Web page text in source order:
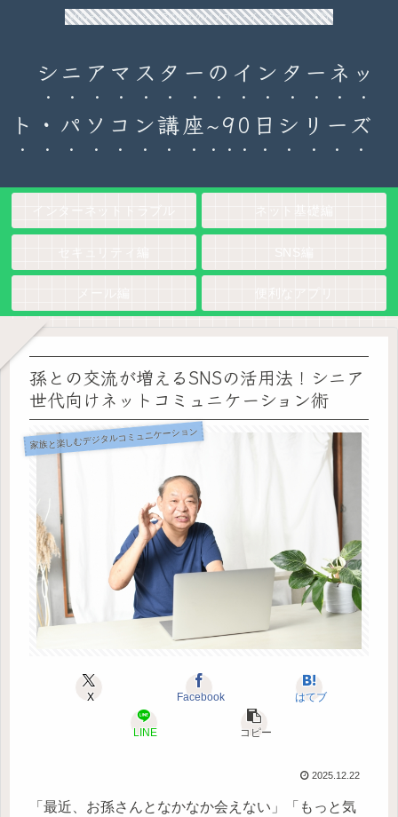
90日チャレンジ！シニアのためのパソコン・インターネット入門
シニアマスターのインターネッ
ト・パソコン講座~90日シリーズ
孫との交流が増えるSNSの活用法！シニア
世代向けネットコミュニケーション術
家族と楽しむデジタルコミュニケーション
X Facebook はてブ
LINE コピー
2025.12.22
「最近、お孫さんとなかなか会えない」「もっと気